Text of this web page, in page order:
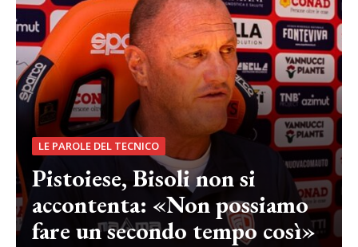
LE PAROLE DEL TECNICO
Pistoiese, Bisoli non si
accontenta: «Non possiamo
fare un secondo tempo così»